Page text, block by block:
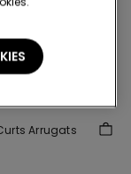
Arrugats